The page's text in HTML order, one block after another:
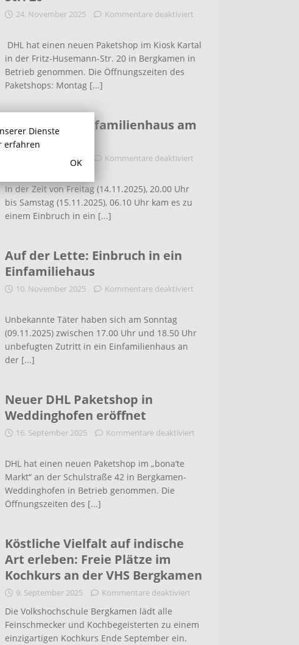
24. November 2025 Kommentare deaktiviert
DHL hat einen neuen Paketshop im Kiosk Kartal
in der Fritz-Husemann-Str. 20 in Bergkamen in
Betrieb genommen. Die Öffnungszeiten des
Paketshops: Montag [...]
Einbruch in Einfamilienhaus am
Haldenweg
16. November 2025 Kommentare deaktiviert
In der Zeit von Freitag (14.11.2025), 20.00 Uhr
bis Samstag (15.11.2025), 06.10 Uhr kam es zu
einem Einbruch in ein [...]
Auf der Lette: Einbruch in ein
Einfamiliehaus
10. November 2025 Kommentare deaktiviert
Unbekannte Täter haben sich am Sonntag
(09.11.2025) zwischen 17.00 Uhr und 18.50 Uhr
unbefugten Zutritt in ein Einfamilienhaus an
der [...]
Neuer DHL Paketshop in
Weddinghofen eröffnet
16. September 2025 Kommentare deaktiviert
DHL hat einen neuen Paketshop im „bona’te
Markt“ an der Schulstraße 42 in Bergkamen-
Weddinghofen in Betrieb genommen. Die
Öffnungszeiten des [...]
Köstliche Vielfalt auf indische
Art erleben: Freie Plätze im
Kochkurs an der VHS Bergkamen
9. September 2025 Kommentare deaktiviert
Die Volkshochschule Bergkamen lädt alle
Feinschmecker und Kochbegeisterten zu einem
einzigartigen Kochkurs Ende September ein.
Dienste
erfahren
OK